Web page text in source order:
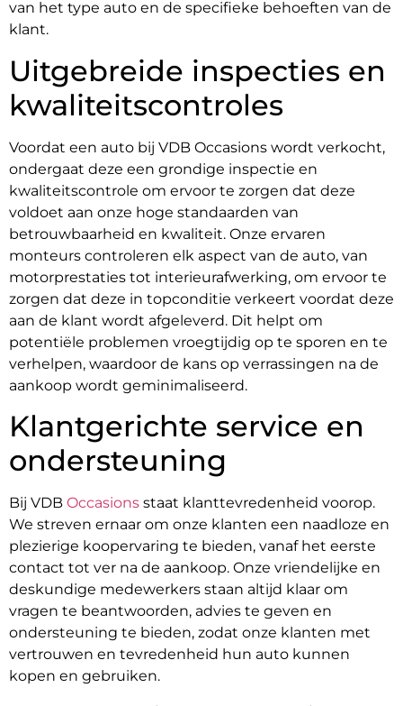
van het type auto en de specifieke behoeften van de
klant.
Uitgebreide inspecties en
kwaliteitscontroles
Voordat een auto bij VDB Occasions wordt verkocht,
ondergaat deze een grondige inspectie en
kwaliteitscontrole om ervoor te zorgen dat deze
voldoet aan onze hoge standaarden van
betrouwbaarheid en kwaliteit. Onze ervaren
monteurs controleren elk aspect van de auto, van
motorprestaties tot interieurafwerking, om ervoor te
zorgen dat deze in topconditie verkeert voordat deze
aan de klant wordt afgeleverd. Dit helpt om
potentiële problemen vroegtijdig op te sporen en te
verhelpen, waardoor de kans op verrassingen na de
aankoop wordt geminimaliseerd.
Klantgerichte service en
ondersteuning
Bij VDB Occasions staat klanttevredenheid voorop.
We streven ernaar om onze klanten een naadloze en
plezierige koopervaring te bieden, vanaf het eerste
contact tot ver na de aankoop. Onze vriendelijke en
deskundige medewerkers staan altijd klaar om
vragen te beantwoorden, advies te geven en
ondersteuning te bieden, zodat onze klanten met
vertrouwen en tevredenheid hun auto kunnen
kopen en gebruiken.